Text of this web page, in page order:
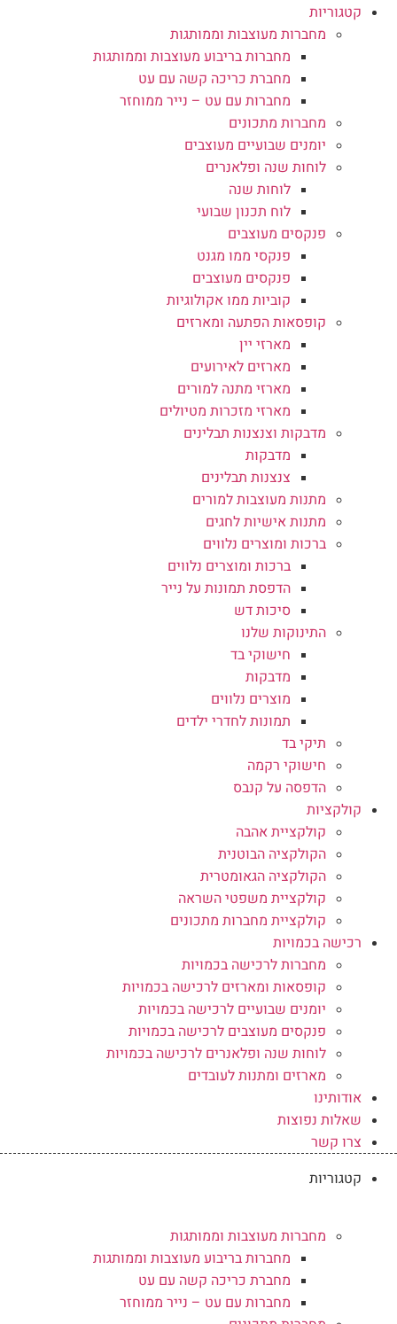
קטגוריות
מחברות מעוצבות וממותגות
מחברות בריבוע מעוצבות וממותגות
מחברת כריכה קשה עם עט
מחברות עם עט – נייר ממוחזר
מחברות מתכונים
יומנים שבועיים מעוצבים
לוחות שנה ופלאנרים
לוחות שנה
לוח תכנון שבועי
פנקסים מעוצבים
פנקסי ממו מגנט
פנקסים מעוצבים
קוביות ממו אקולוגיות
קופסאות הפתעה ומארזים
מארזי יין
מארזים לאירועים
מארזי מתנה למורים
מארזי מזכרות מטיולים
מדבקות וצנצנות תבלינים
מדבקות
צנצנות תבלינים
מתנות מעוצבות למורים
מתנות אישיות לחגים
ברכות ומוצרים נלווים
ברכות ומוצרים נלווים
הדפסת תמונות על נייר
סיכות דש
התינוקות שלנו
חישוקי בד
מדבקות
מוצרים נלווים
תמונות לחדרי ילדים
תיקי בד
חישוקי רקמה
הדפסה על קנבס
קולקציות
קולקציית אהבה
הקולקציה הבוטנית
הקולקציה הגאומטרית
קולקציית משפטי השראה
קולקציית מחברות מתכונים
רכישה בכמויות
מחברות לרכישה בכמויות
קופסאות ומארזים לרכישה בכמויות
יומנים שבועיים לרכישה בכמויות
פנקסים מעוצבים לרכישה בכמויות
לוחות שנה ופלאנרים לרכישה בכמויות
מארזים ומתנות לעובדים
אודותינו
שאלות נפוצות
צרו קשר
קטגוריות
מחברות מעוצבות וממותגות
מחברות בריבוע מעוצבות וממותגות
מחברת כריכה קשה עם עט
מחברות עם עט – נייר ממוחזר